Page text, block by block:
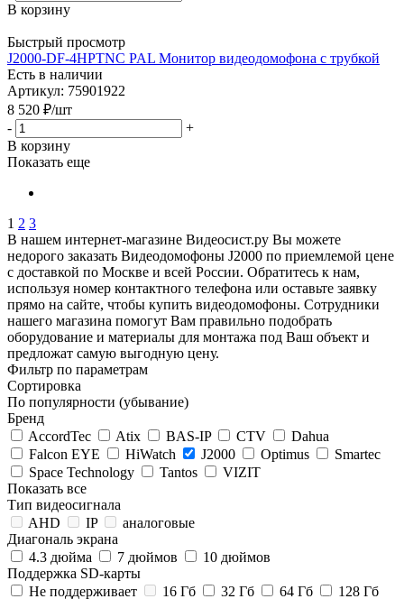
В корзину
Быстрый просмотр
J2000-DF-4HPTNC PAL Монитор видеодомофона с трубкой
Есть в наличии
Артикул: 75901922
8 520 ₽/шт
-
+
В корзину
Показать еще
1 2 3
В нашем интернет-магазине Видеосист.ру Вы можете
недорого заказать Видеодомофоны J2000 по приемлемой цене
с доставкой по Москве и всей России. Обратитесь к нам,
используя номер контактного телефона или оставьте заявку
прямо на сайте, чтобы купить видеодомофоны. Сотрудники
нашего магазина помогут Вам правильно подобрать
оборудование и материалы для монтажа под Ваш объект и
предложат самую выгодную цену.
Фильтр по параметрам
Сортировка
По популярности (убывание)
Бренд
AccordTec
Atix BAS-IP CTV
Dahua
Falcon EYE
HiWatch J2000 Optimus
Smartec
Space Technology
Tantos
VIZIT
Показать все
Тип видеосигнала
AHD
IP
аналоговые
Диагональ экрана
4.3 дюйма
7 дюймов
10 дюймов
Поддержка SD-карты
Не поддерживает
16 Гб 32 Гб 64 Гб 128 Гб